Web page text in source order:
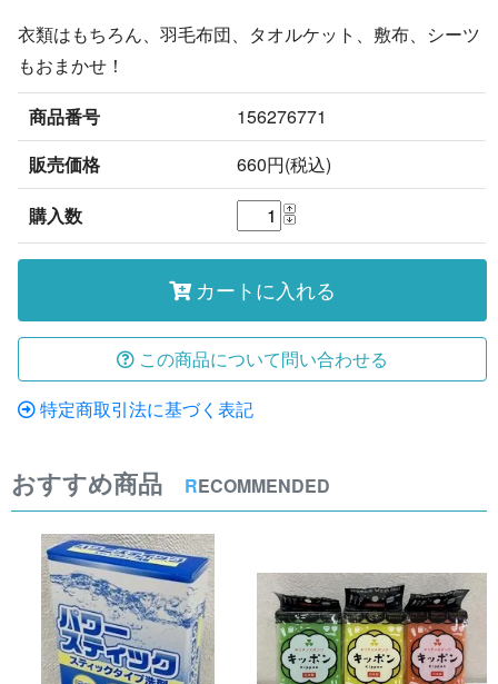
衣類はもちろん、羽毛布団、タオルケット、敷布、シーツ
もおまかせ！
商品番号
156276771
販売価格
660円(税込)
購入数
カートに入れる
この商品について問い合わせる
特定商取引法に基づく表記
おすすめ商品 RECOMMENDED